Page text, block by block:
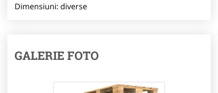
Dimensiuni: diverse
GALERIE FOTO